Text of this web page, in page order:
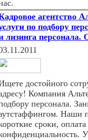
агентство
по подбору
лизинга персонала.
достойного
Компания
персонала.
Наши
сроки,